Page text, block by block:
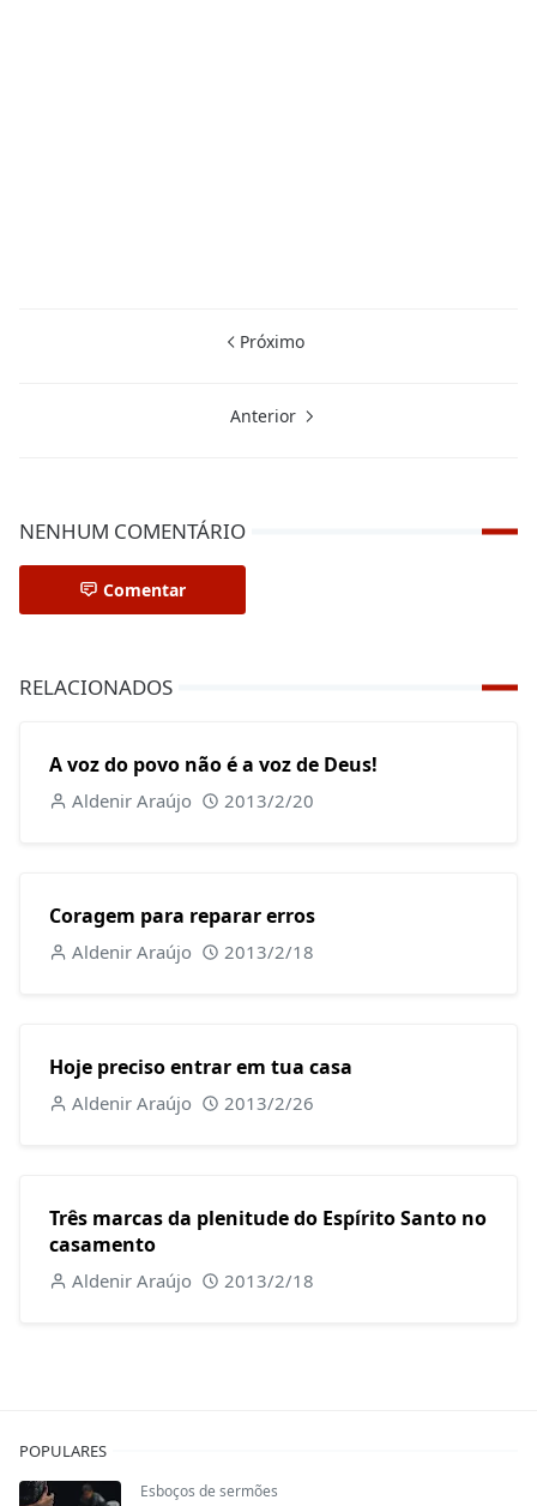
Próximo
Anterior
NENHUM COMENTÁRIO
Comentar
RELACIONADOS
A voz do povo não é a voz de Deus!
Aldenir Araújo 2013/2/20
Coragem para reparar erros
Aldenir Araújo 2013/2/18
Hoje preciso entrar em tua casa
Aldenir Araújo 2013/2/26
Três marcas da plenitude do Espírito Santo no
casamento
Aldenir Araújo 2013/2/18
POPULARES
Esboços de sermões